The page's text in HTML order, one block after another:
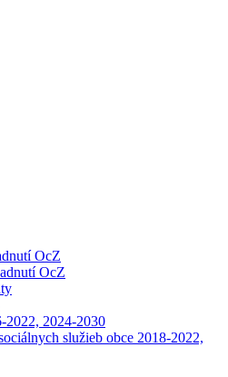
OcZ
OcZ
2022, 2024-2030
služieb obce 2018-2022,